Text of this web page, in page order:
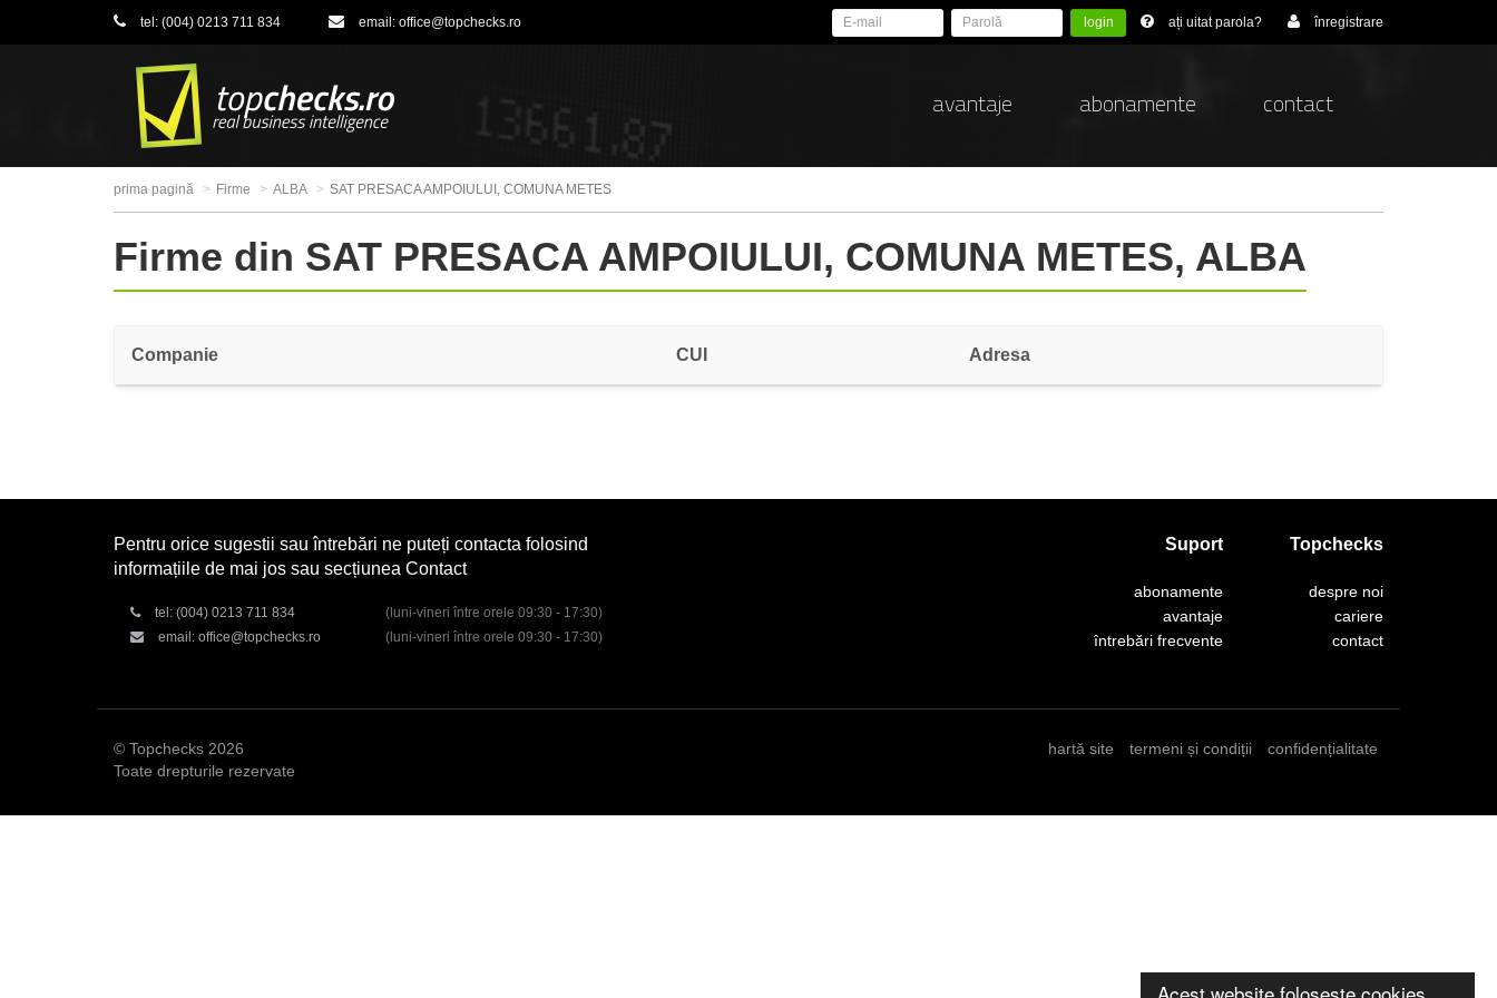
tel: (004) 0213 711 834 email: office@topchecks.ro login ați uitat parola? înregistrare
avantaje abonamente contact
prima pagină Firme ALBA SAT PRESACA AMPOIULUI, COMUNA METES
Firme din SAT PRESACA AMPOIULUI, COMUNA METES, ALBA
Companie CUI Adresa
Pentru orice sugestii sau întrebări ne puteți contacta folosind
informațiile de mai jos sau secțiunea Contact
tel: (004) 0213 711 834
(luni-vineri între orele 09:30 - 17:30)
email: office@topchecks.ro (luni-vineri între orele 09:30 - 17:30)
Topchecks
despre noi
cariere
contact
Suport
abonamente
avantaje
întrebări frecvente
© Topchecks 2026
Toate drepturile rezervate
hartă site termeni și condiții confidențialitate